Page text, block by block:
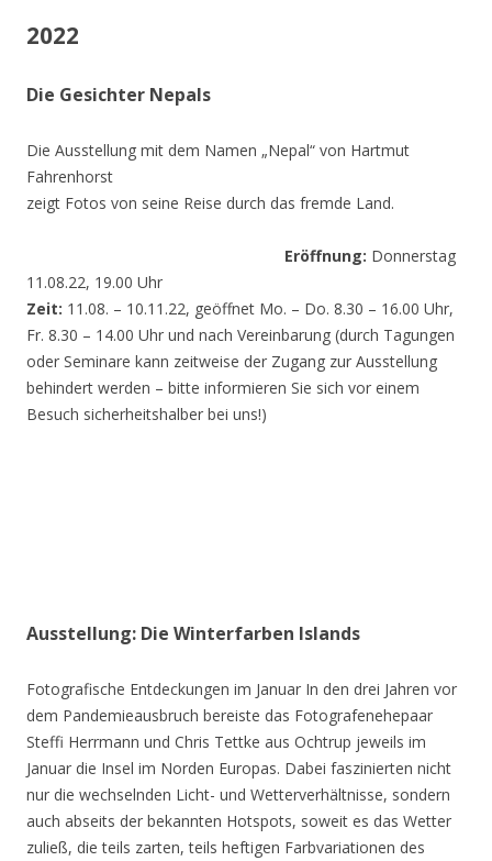
2022
Die Gesichter Nepals
Die Ausstellung mit dem Namen „Nepal“ von Hartmut
Fahrenhorst
zeigt Fotos von seine Reise durch das fremde Land.
Eröffnung: Donnerstag
11.08.22, 19.00 Uhr
Zeit: 11.08. – 10.11.22, geöffnet Mo. – Do. 8.30 – 16.00 Uhr,
Fr. 8.30 – 14.00 Uhr und nach Vereinbarung (durch Tagungen
oder Seminare kann zeitweise der Zugang zur Ausstellung
behindert werden – bitte informieren Sie sich vor einem
Besuch sicherheitshalber bei uns!)
Ausstellung: Die Winterfarben Islands
Fotografische Entdeckungen im Januar In den drei Jahren vor
dem Pandemieausbruch bereiste das Fotografenehepaar
Steffi Herrmann und Chris Tettke aus Ochtrup jeweils im
Januar die Insel im Norden Europas. Dabei faszinierten nicht
nur die wechselnden Licht- und Wetterverhältnisse, sondern
auch abseits der bekannten Hotspots, soweit es das Wetter
zuließ, die teils zarten, teils heftigen Farbvariationen des